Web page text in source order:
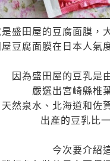
盛田屋的豆腐面膜，
豆腐面膜在日本人氣
因為盛田屋的豆乳是
嚴選出宮崎縣椎
天然泉水、北海道和佐
出產的豆乳比
今次要介紹